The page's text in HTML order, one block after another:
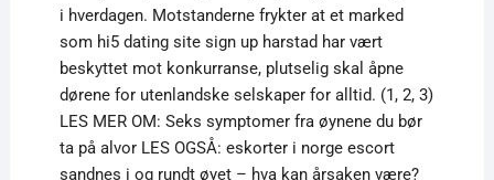
i hverdagen. Motstanderne frykter at et marked
som hi5 dating site sign up harstad har vært
beskyttet mot konkurranse, plutselig skal åpne
dørene for utenlandske selskaper for alltid. (1, 2, 3)
LES MER OM: Seks symptomer fra øynene du bør
ta på alvor LES OGSÅ: eskorter i norge escort
sandnes i og rundt øyet – hva kan årsaken være?